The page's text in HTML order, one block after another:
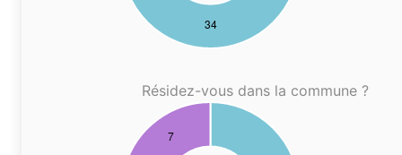
Résidez-vous dans la commune ?